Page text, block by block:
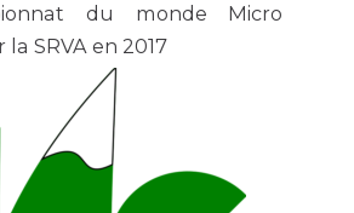
du monde Micro
SRVA en 2017